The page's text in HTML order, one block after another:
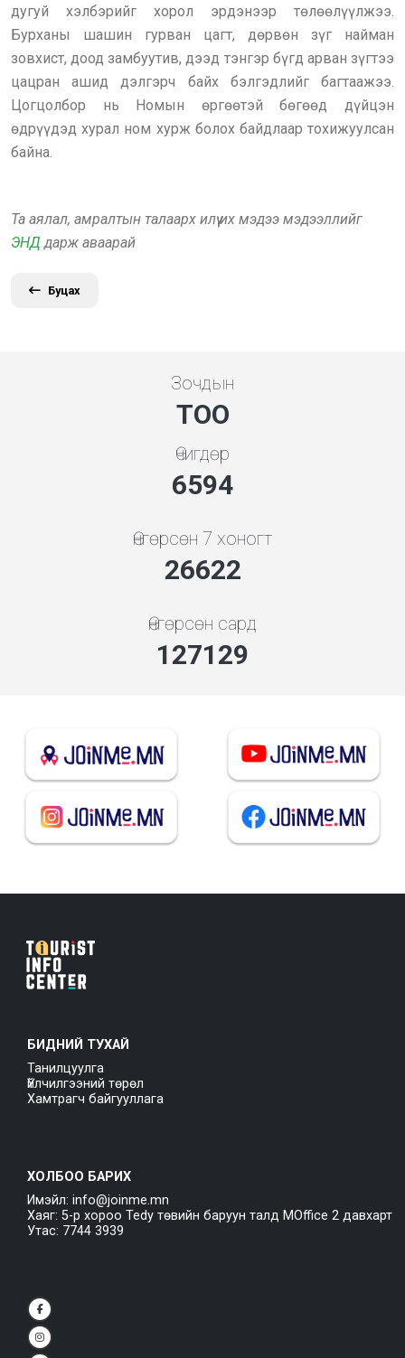
дугуй хэлбэрийг хорол эрдэнээр төлөөлүүлжээ.
Бурханы шашин гурван цагт, дөрвөн зүг найман
зовхист, доод замбуутив, дээд тэнгэр бүгд арван зүгтээ
цацран ашид дэлгэрч байх бэлгэдлийг багтаажээ.
Цогцолбор нь Номын өргөөтэй бөгөөд дүйцэн
өдрүүдэд хурал ном хурж болох байдлаар тохижуулсан
байна.
Та аялал, амралтын талаарх илүү их мэдээ мэдээллийг
ЭНД дарж аваарай
Буцах
Зочдын
ТОО
Өчигдөр
7354
Өнгөрсөн 7 хоногт
29694
Өнгөрсөн сард
141797
БИДНИЙ ТУХАЙ
Танилцуулга
Үйлчилгээний төрөл
Хамтрагч байгууллага
ХОЛБОО БАРИХ
Имэйл: info@joinme.mn
Хаяг: 5-р хороо Tedy төвийн баруун талд MOffice 2 давхарт
Утас: 7744 3939